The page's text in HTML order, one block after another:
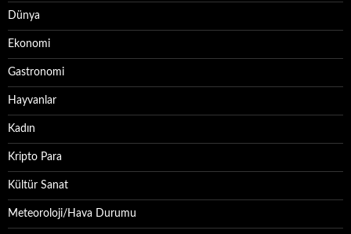
Dünya
Ekonomi
Gastronomi
Hayvanlar
Kadın
Kripto Para
Kültür Sanat
Meteoroloji/Hava Durumu